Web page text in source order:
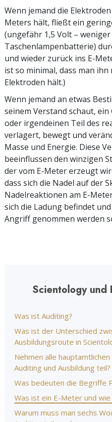
Wenn jemand die
Meters hält, fließt ein
(ungefähr 1,5 Volt –
Taschenlampenbatterie)
und wieder zurück ins E-
ist so minimal, dass man
Elektroden hält.)
Wenn jemand an etwas
seinem Verstand schaut,
oder irgendeinen Teil des
verlagert, bewegt und
Masse und Energie. Diese
beeinflussen den winzigen
der vom E-Meter erzeugt
dass sich die Nadel auf der
Nadelreaktionen am E-
sich die Ladung befindet
Angriff genommen werden
Scientology und
Was ist Auditing?
Was ist der Unterschied
Ausbildungsroute in
Nehmen alle
Auditing und Ausbildung teil?
Was bedeuten die Begriffe
Was ist ein E-Meter und
Warum muss man sechs